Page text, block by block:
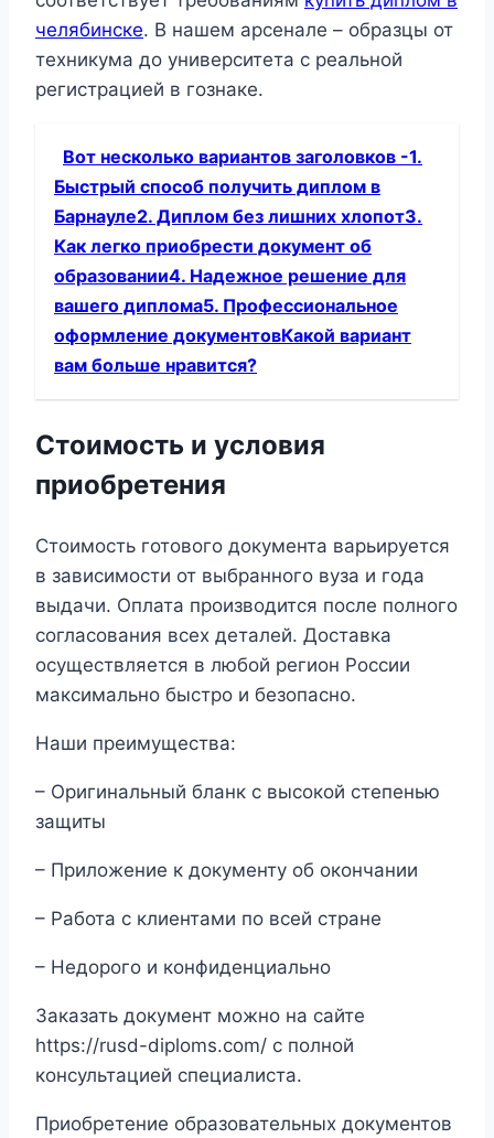
челябинске. В нашем арсенале – образцы от
техникума до университета с реальной
регистрацией в гознаке.
Вот несколько вариантов заголовков -1.
Быстрый способ получить диплом в
Барнауле2. Диплом без лишних хлопот3.
Как легко приобрести документ об
образовании4. Надежное решение для
вашего диплома5. Профессиональное
оформление документовКакой вариант
вам больше нравится?
Стоимость и условия
приобретения
Стоимость готового документа варьируется
в зависимости от выбранного вуза и года
выдачи. Оплата производится после полного
согласования всех деталей. Доставка
осуществляется в любой регион России
максимально быстро и безопасно.
Наши преимущества:
– Оригинальный бланк с высокой степенью
защиты
– Приложение к документу об окончании
– Работа с клиентами по всей стране
– Недорого и конфиденциально
Заказать документ можно на сайте
https://rusd-diploms.com/ с полной
консультацией специалиста.
Приобретение образовательных документов